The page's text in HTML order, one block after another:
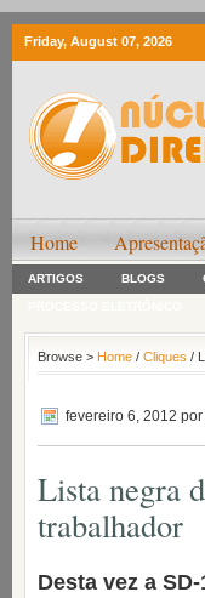
Friday, August 07, 2026
Home
ARTIGOS BLOGS
Browse > Home / Cliques /
fevereiro 6, 2012 por
Lista negra
trabalhador
Desta vez a